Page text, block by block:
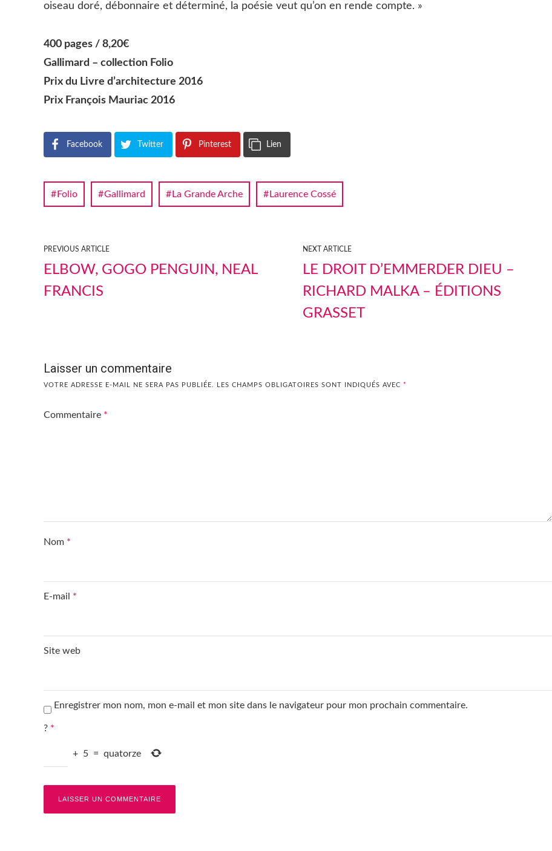
oiseau doré, débonnaire et déterminé, la poésie veut qu’on en rende compte. »
400 pages / 8,20€
Gallimard – collection Folio
Prix du Livre d’architecture 2016
Prix François Mauriac 2016
Facebook Twitter Pinterest Lien
Folio Gallimard La Grande Arche Laurence Cossé
PREVIOUS ARTICLE
ELBOW, GOGO PENGUIN, NEAL
FRANCIS
NEXT ARTICLE
LE DROIT D’EMMERDER DIEU –
RICHARD MALKA – ÉDITIONS
GRASSET
Laisser un commentaire
VOTRE ADRESSE E-MAIL NE SERA PAS PUBLIÉE. LES CHAMPS OBLIGATOIRES SONT INDIQUÉS AVEC *
Commentaire *
Nom *
E-mail *
Site web
Enregistrer mon nom, mon e-mail et mon site dans le navigateur pour mon prochain commentaire.
? *
+ 5 = quatorze